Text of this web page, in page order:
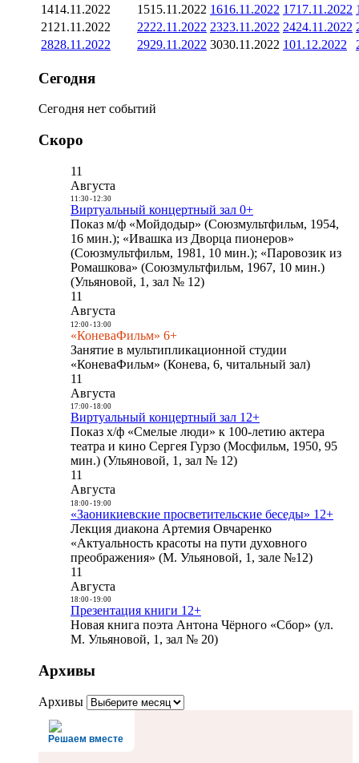
1414.11.2022 1515.11.2022 1616.11.2022 1717.11.2022
21 21.11.2022 2222.11.2022 2323.11.2022 2424.11.2022
2828.11.2022 2929.11.2022 3030.11.2022 101.12.2022
Сегодня
Сегодня нет событий
Скоро
11
Августа
11:30- 12:30
Виртуальный концертный зал 0+
Показ м/ф «Мойдодыр» (Союзмультфильм, 1954,
16 мин.); «Ивашка из Дворца пионеров»
(Союзмультфильм, 1981, 10 мин.); «Паровозик из
Ромашкова» (Союзмультфильм, 1967, 10 мин.)
(Ульяновой, 1, зал № 12)
11
Августа
12:00- 13:00
«КоневаФильм» 6+
Занятие в мультипликационной студии
«КоневаФильм» (Конева, 6, читальный зал)
11
Августа
17:00- 18:00
Виртуальный концертный зал 12+
Показ х/ф «Смелые люди» к 100-летию актера
театра и кино Сергея Гурзо (Мосфильм, 1950, 95
мин.) (Ульяновой, 1, зал № 12)
11
Августа
18:00- 19:00
«Заоникиевские просветительские беседы» 12+
Лекция диакона Артемия Овчаренко
«Актуальность красоты на пути духовного
преображения» (М. Ульяновой, 1, зале №12)
11
Августа
18:00- 19:00
Презентация книги 12+
Новая книга поэта Антона Чёрного «Сбор» (ул.
М. Ульяновой, 1, зал № 20)
Архивы
Архивы
Решаем вместе